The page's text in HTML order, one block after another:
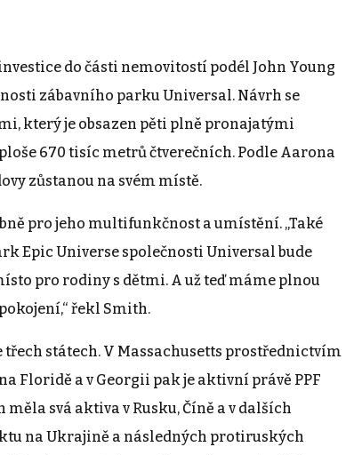
do části nemovitostí podél John Young
zábavního parku Universal. Návrh se
který je obsazen pěti plně pronajatými
670 tisíc metrů čtverečních. Podle Aarona
zůstanou na svém místě.
pro jeho multifunkčnost a umístění. „Také
Epic Universe společnosti Universal bude
pro rodiny s dětmi. A už teď máme plnou
řekl Smith.
třech státech. V Massachusetts prostřednictvím
Floridě a v Georgii pak je aktivní právě PPF
svá aktiva v Rusku, Číně a v dalších
na Ukrajině a následných protiruských